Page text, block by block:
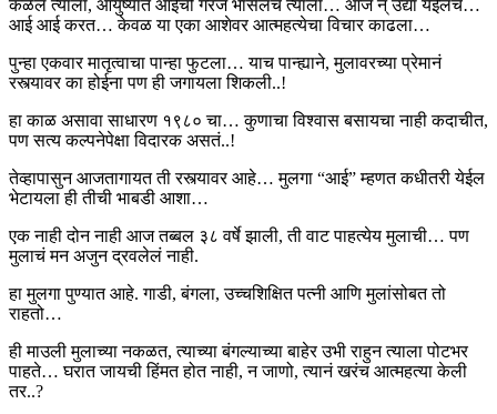
कळेल त्याला, आयुष्यात आईची गरज भासेलच त्याला… आज न् उद्या येईलच…
आई आई करत… केवळ या एका आशेवर आत्महत्येचा विचार काढला…
पुन्हा एकवार मातृत्वाचा पान्हा फुटला… याच पान्ह्याने, मुलावरच्या प्रेमानं
रस्त्यावर का होईना पण ही जगायला शिकली..!
हा काळ असावा साधारण १९८० चा… कुणाचा विश्वास बसायचा नाही कदाचीत,
पण सत्य कल्पनेपेक्षा विदारक असतं..!
तेव्हापासुन आजतागायत ती रस्त्यावर आहे… मुलगा “आई” म्हणत कधीतरी येईल
भेटायला ही तीची भाबडी आशा…
एक नाही दोन नाही आज तब्बल ३८ वर्षे झाली, ती वाट पाहत्येय मुलाची… पण
मुलाचं मन अजुन द्रवलेलं नाही.
हा मुलगा पुण्यात आहे. गाडी, बंगला, उच्चशिक्षित पत्नी आणि मुलांसोबत तो
राहतो…
ही माउली मुलाच्या नकळत, त्याच्या बंगल्याच्या बाहेर उभी राहुन त्याला पोटभर
पाहते… घरात जायची हिंमत होत नाही, न जाणो, त्यानं खरंच आत्महत्या केली
तर..?